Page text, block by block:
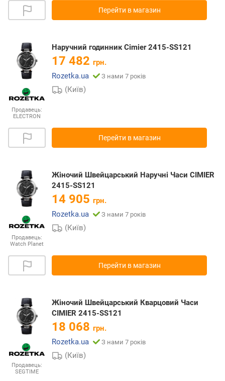
Перейти в магазин
Продавець:
ELECTRON
Наручний годинник Cimier 2415-SS121
17 482 грн.
Rozetka.ua
З нами 7 років
(Київ)
Перейти в магазин
Продавець:
Watch Planet
Жіночий Швейцарський Наручні Часи CIMIER
2415-SS121
14 905 грн.
Rozetka.ua
З нами 7 років
(Київ)
Перейти в магазин
Продавець:
SEGTIME
Жіночий Швейцарський Кварцовий Часи
CIMIER 2415-SS121
18 068 грн.
Rozetka.ua
З нами 7 років
(Київ)